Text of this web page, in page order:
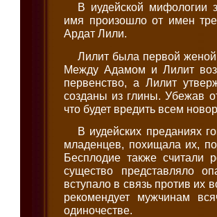
В иудейской мифологии
имя произошло от имен
Ардат Лили.
Лилит была первой женой
Между Адамом и Лилит
первенство, а Лилит
созданы из глины. Убежав
что будет вредить всем
В иудейских преданиях
младенцев, похищала их,
Бесплодие также считали
существо представляло
вступало в связь против их
рекомендует мужчинам
одиночестве.